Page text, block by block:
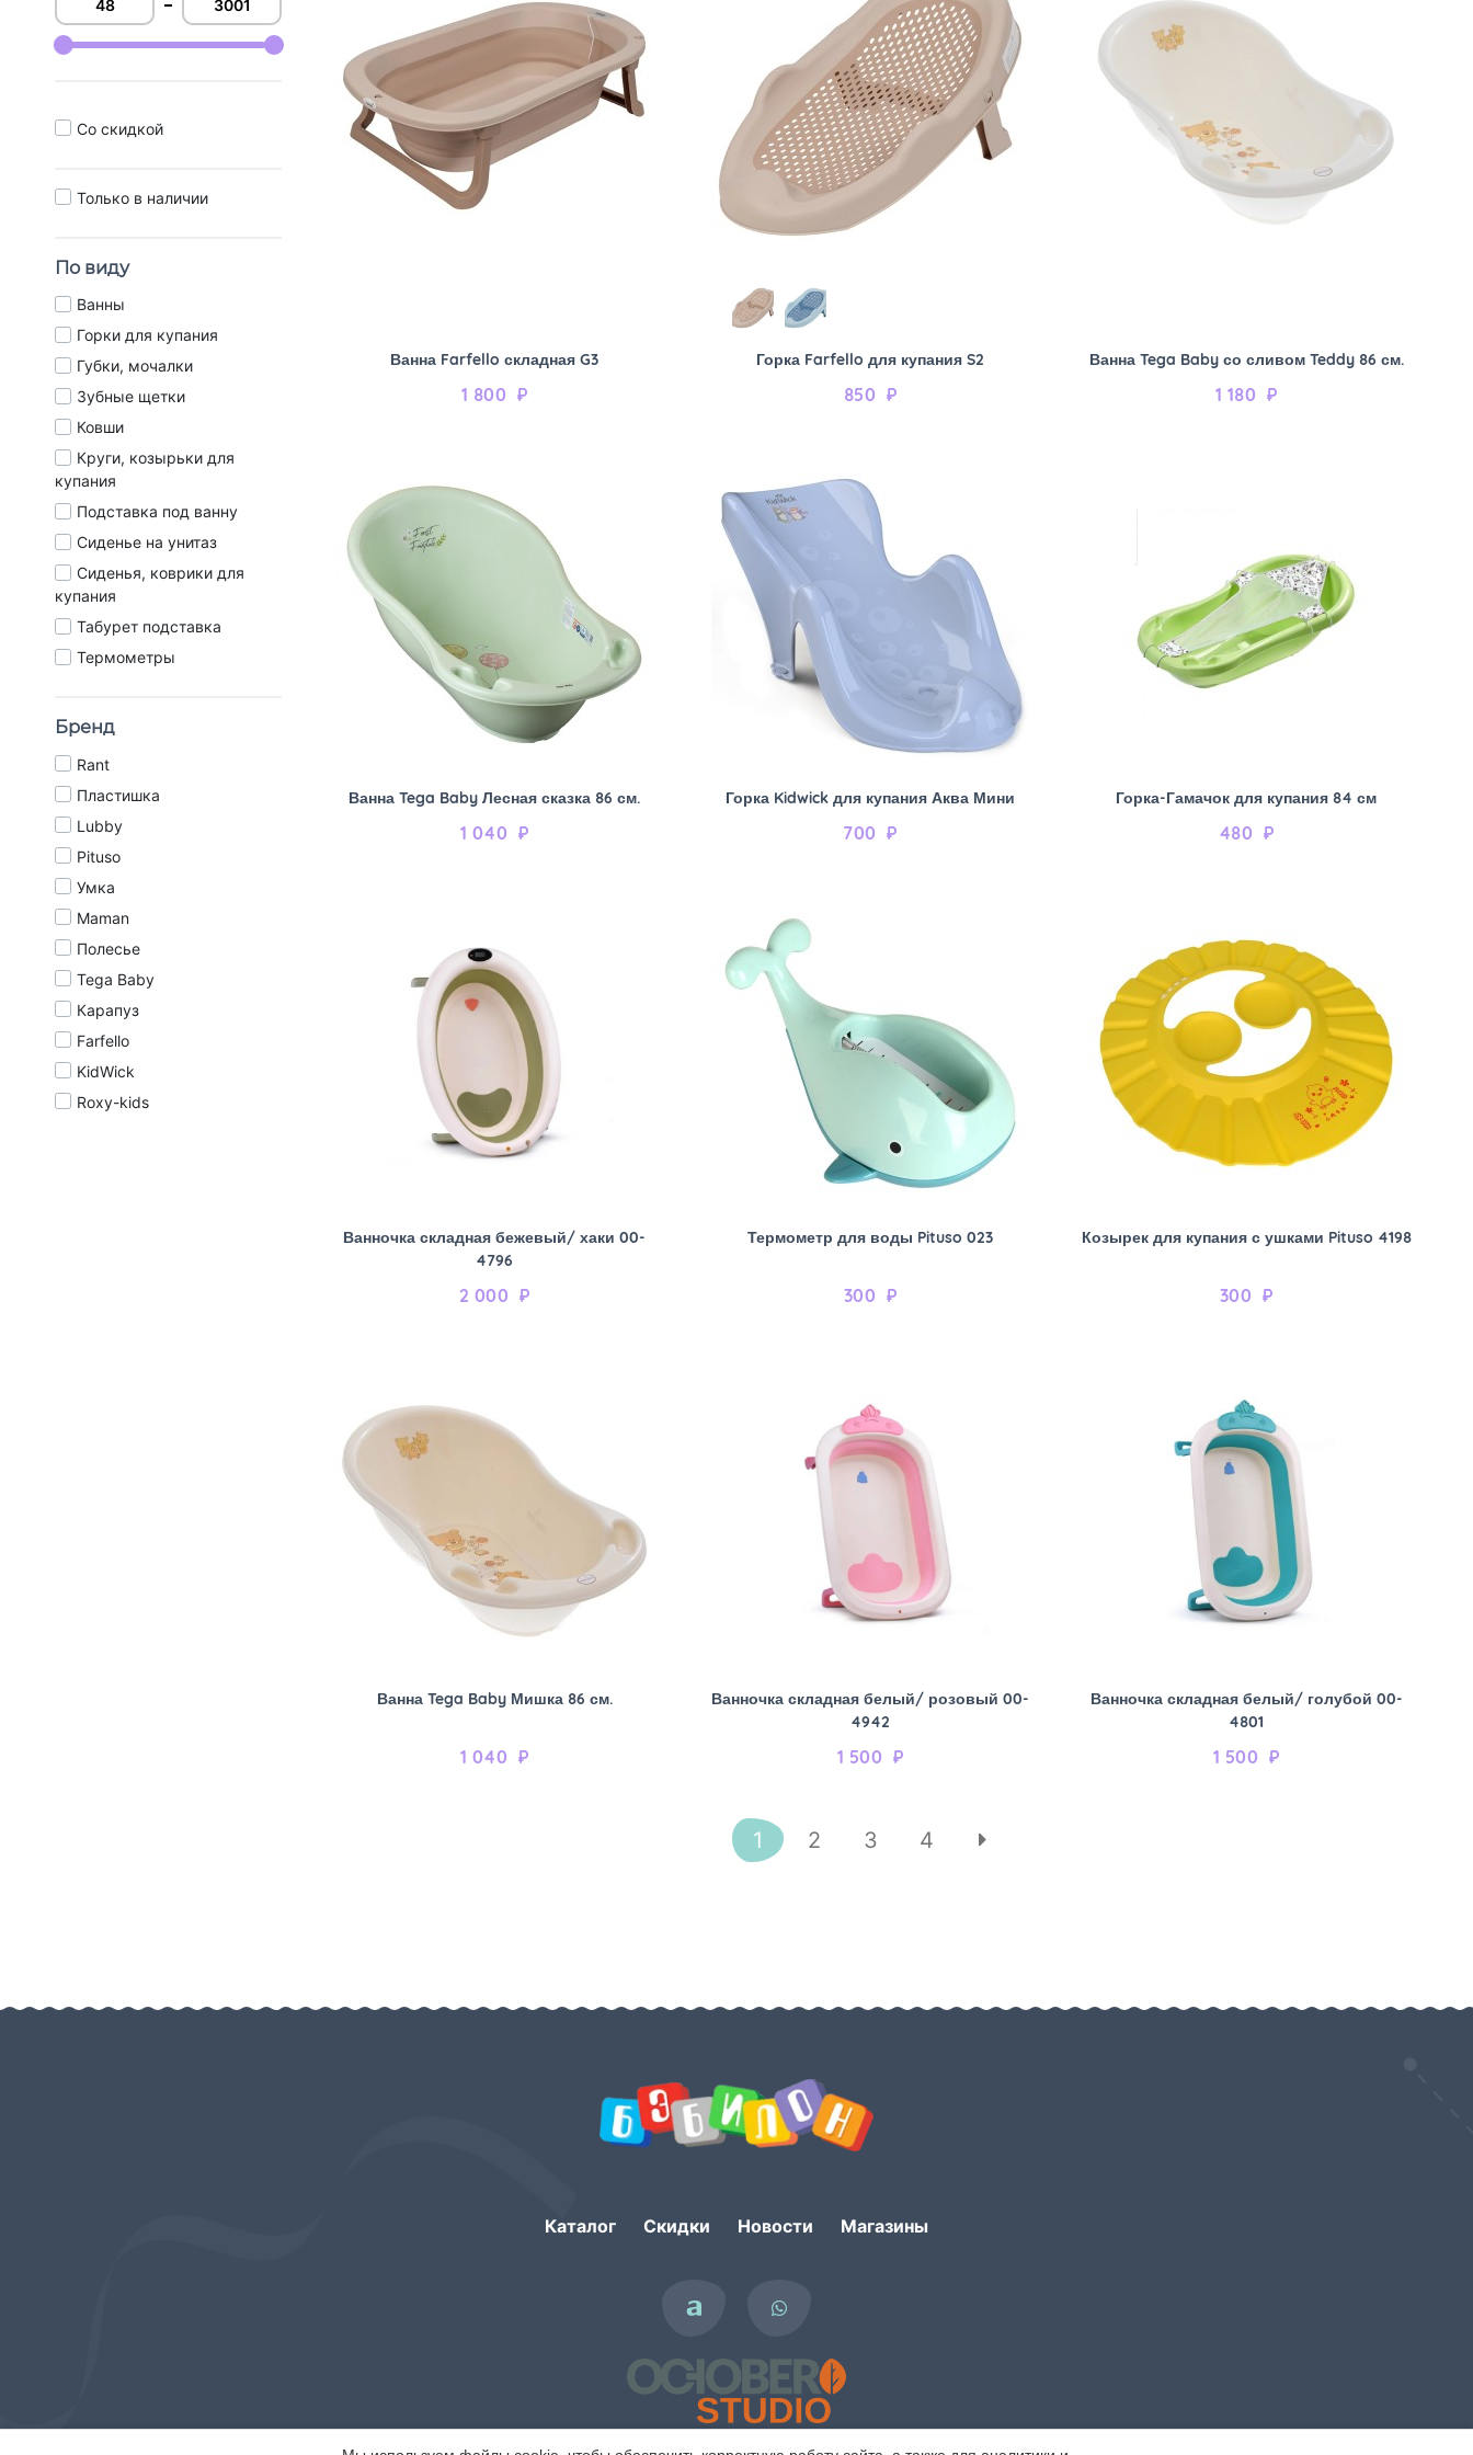
Cо скидкой
Только в наличии
По виду
Ванны
Горки для купания
Губки, мочалки
Зубные щетки
Ковши
Круги, козырьки для
купания
Подставка под ванну
Сиденье на унитаз
Сиденья, коврики для
купания
Табурет подставка
Термометры
Бренд
Rant
Пластишка
Lubby
Pituso
Умка
Maman
Полесье
Tega Baby
Карапуз
Farfello
KidWick
Roxy-kids
Ванна Farfello складная G3
1 800 ₽
Горка Farfello для купания S2
850 ₽
Ванна Tega Baby со сливом Teddy 86 см.
1 180 ₽
Ванна Tega Baby Лесная сказка 86 см.
1 040 ₽
Горка Kidwick для купания Аква Мини
700 ₽
Горка-Гамачок для купания 84 см
480 ₽
Ванночка складная бежевый/ хаки 00-
4796
2 000 ₽
Термометр для воды Pituso 023
300 ₽
Козырек для купания с ушками Pituso 4198
300 ₽
Ванна Tega Baby Мишка 86 см.
1 040 ₽
Ванночка складная белый/ розовый 00-
4942
1 500 ₽
Ванночка складная белый/ голубой 00-
4801
1 500 ₽
1 2 3 4
Каталог Скидки Новости Магазины